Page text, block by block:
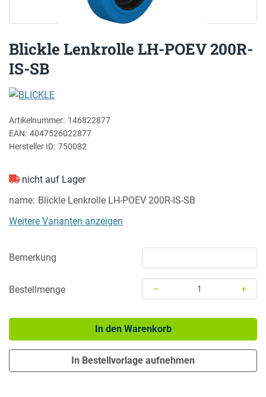
Blickle Lenkrolle LH-POEV 200R-
IS-SB
BLICKLE
Artikelnummer: 146822877
EAN: 4047526022877
Hersteller ID: 750082
nicht auf Lager
name Blickle Lenkrolle LH-POEV 200R-IS-SB
Weitere Varianten anzeigen
Bemerkung
Bestellmenge –
+
In den Warenkorb
In Bestellvorlage aufnehmen